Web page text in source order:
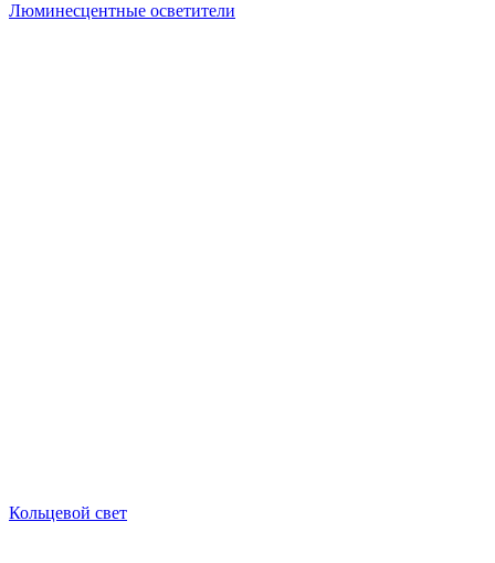
Люминесцентные осветители
Кольцевой свет